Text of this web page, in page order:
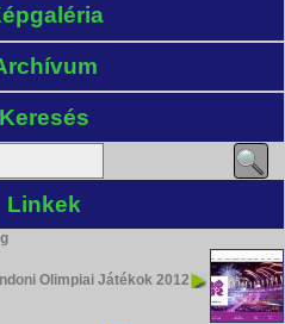
Keresés
Linkek
Olimpiai Játékok 2012